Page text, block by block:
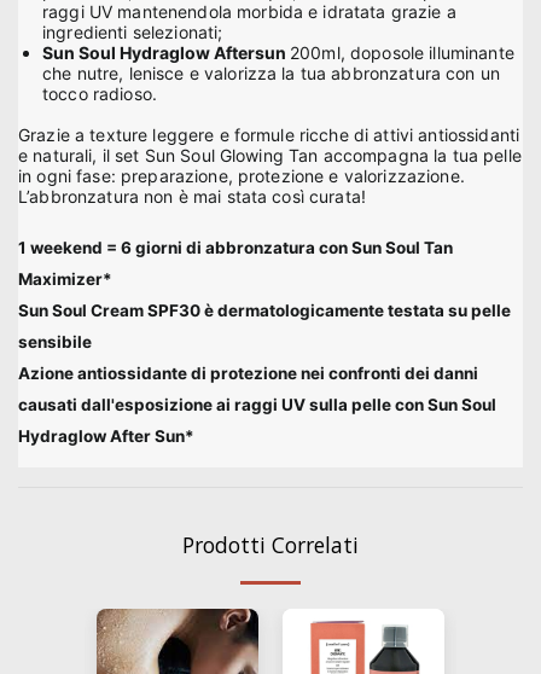
raggi UV mantenendola morbida e idratata grazie a
ingredienti selezionati;
Sun Soul Hydraglow Aftersun 200ml, doposole illuminante
che nutre, lenisce e valorizza la tua abbronzatura con un
tocco radioso.
Grazie a texture leggere e formule ricche di attivi antiossidanti
e naturali, il set Sun Soul Glowing Tan accompagna la tua pelle
in ogni fase: preparazione, protezione e valorizzazione.
L’abbronzatura non è mai stata così curata!
1 weekend = 6 giorni di abbronzatura con Sun Soul Tan
Maximizer*
Sun Soul Cream SPF30 è dermatologicamente testata su pelle
sensibile
Azione antiossidante di protezione nei confronti dei danni
causati dall'esposizione ai raggi UV sulla pelle con Sun Soul
Hydraglow After Sun*
Prodotti Correlati